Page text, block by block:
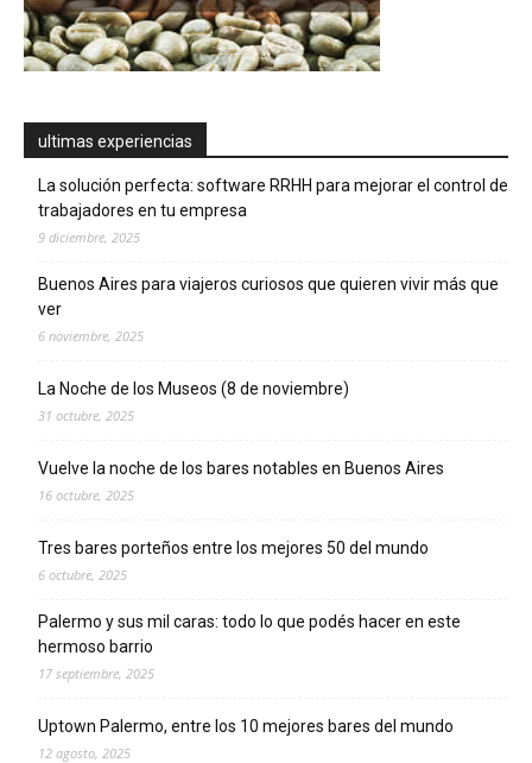
ultimas experiencias
La solución perfecta: software RRHH para mejorar el control de
trabajadores en tu empresa
9 diciembre, 2025
Buenos Aires para viajeros curiosos que quieren vivir más que
ver
6 noviembre, 2025
La Noche de los Museos (8 de noviembre)
31 octubre, 2025
Vuelve la noche de los bares notables en Buenos Aires
16 octubre, 2025
Tres bares porteños entre los mejores 50 del mundo
6 octubre, 2025
Palermo y sus mil caras: todo lo que podés hacer en este
hermoso barrio
17 septiembre, 2025
Uptown Palermo, entre los 10 mejores bares del mundo
12 agosto, 2025